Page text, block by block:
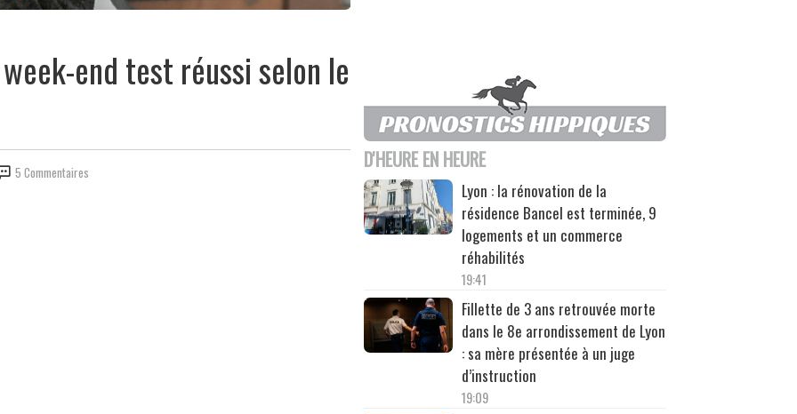
end test réussi selon le
5 Commentaires D'HEURE EN HEURE
Lyon : la rénovation de la
résidence Bancel est terminée, 9
logements et un commerce
réhabilités
19:41
Fillette de 3 ans retrouvée morte
dans le 8e arrondissement de Lyon
: sa mère présentée à un juge
d’instruction
19:09